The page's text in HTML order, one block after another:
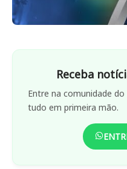
Receba
Entre na comunidade
tudo em primeira mão.